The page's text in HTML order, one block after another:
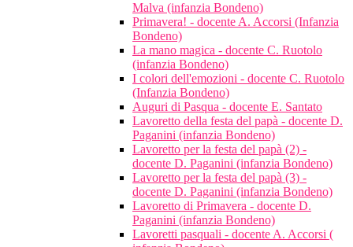
Malva (infanzia Bondeno)
Primavera! - docente A. Accorsi (Infanzia
Bondeno)
La mano magica - docente C. Ruotolo
(infanzia Bondeno)
I colori dell'emozioni - docente C. Ruotolo
(Infanzia Bondeno)
Auguri di Pasqua - docente E. Santato
Lavoretto della festa del papà - docente D.
Paganini (infanzia Bondeno)
Lavoretto per la festa del papà (2) -
docente D. Paganini (infanzia Bondeno)
Lavoretto per la festa del papà (3) -
docente D. Paganini (infanzia Bondeno)
Lavoretto di Primavera - docente D.
Paganini (infanzia Bondeno)
Lavoretti pasquali - docente A. Accorsi (